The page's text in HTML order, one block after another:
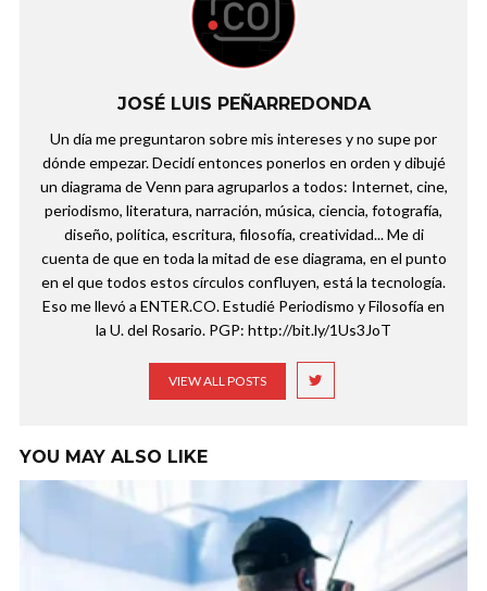
JOSÉ LUIS PEÑARREDONDA
Un día me preguntaron sobre mis intereses y no supe por
dónde empezar. Decidí entonces ponerlos en orden y dibujé
un diagrama de Venn para agruparlos a todos: Internet, cine,
periodismo, literatura, narración, música, ciencia, fotografía,
diseño, política, escritura, filosofía, creatividad... Me di
cuenta de que en toda la mitad de ese diagrama, en el punto
en el que todos estos círculos confluyen, está la tecnología.
Eso me llevó a ENTER.CO. Estudié Periodismo y Filosofía en
la U. del Rosario. PGP: http://bit.ly/1Us3JoT
VIEW ALL POSTS
YOU MAY ALSO LIKE